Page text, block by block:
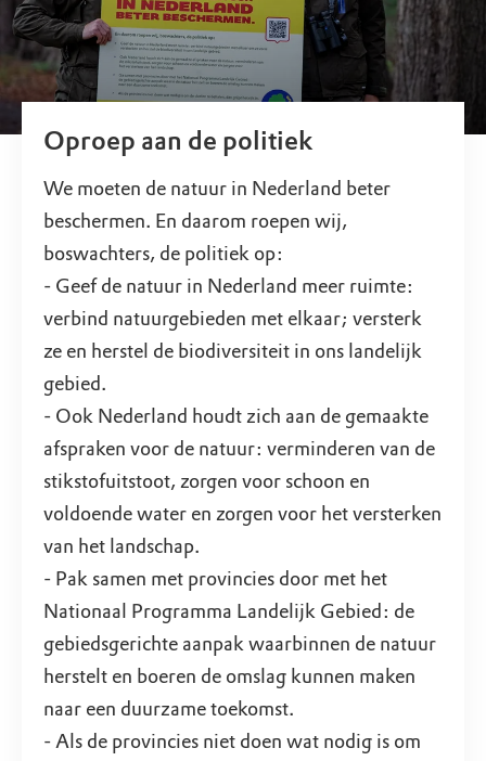
Oproep aan de politiek
We moeten de natuur in Nederland beter
beschermen. En daarom roepen wij,
boswachters, de politiek op:
- Geef de natuur in Nederland meer ruimte:
verbind natuurgebieden met elkaar; versterk
ze en herstel de biodiversiteit in ons landelijk
gebied.
- Ook Nederland houdt zich aan de gemaakte
afspraken voor de natuur: verminderen van de
stikstofuitstoot, zorgen voor schoon en
voldoende water en zorgen voor het versterken
van het landschap.
- Pak samen met provincies door met het
Nationaal Programma Landelijk Gebied: de
gebiedsgerichte aanpak waarbinnen de natuur
herstelt en boeren de omslag kunnen maken
naar een duurzame toekomst.
- Als de provincies niet doen wat nodig is om